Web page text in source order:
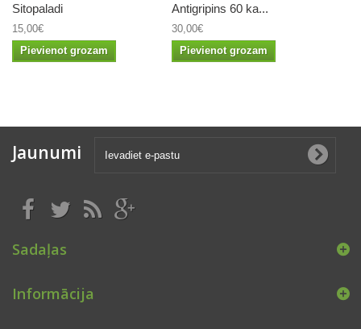
Sitopaladi
15,00€
Pievienot grozam
Antigripins 60 ka...
30,00€
Pievienot grozam
Jaunumi
Sadaļas
Informācija